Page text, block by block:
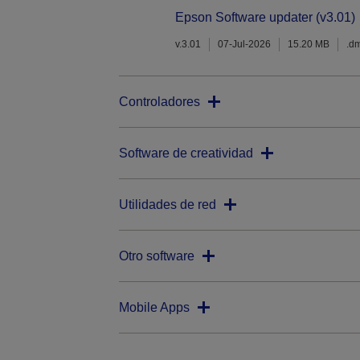
Epson Software updater (v3.01)
v.3.01 07-Jul-2026 15.20 MB
Controladores
Software de creatividad
Utilidades de red
Otro software
Mobile Apps